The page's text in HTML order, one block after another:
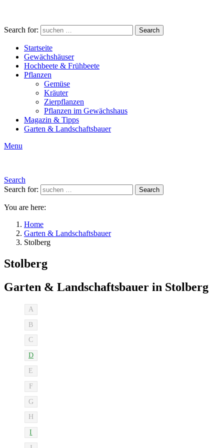
Search for: Search
Startseite
Gewächshäuser
Hochbeete & Frühbeete
Pflanzen
Gemüse
Kräuter
Zierpflanzen
Pflanzen im Gewächshaus
Magazin & Tipps
Garten & Landschaftsbauer
Menu
Search
Search for:
Search
You are here:
Home
Garten & Landschaftsbauer
Stolberg
Stolberg
Garten & Landschaftsbauer in Stolberg
A
B
C
D
E
F
G
H
I